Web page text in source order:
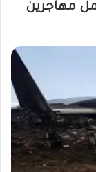
مهاجرين